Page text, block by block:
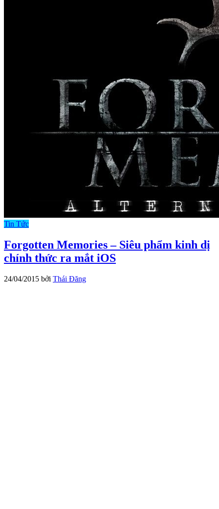
Tin Tức
Forgotten Memories – Siêu phẩm kinh dị
chính thức ra mắt iOS
24/04/2015 bởi Thái Đăng